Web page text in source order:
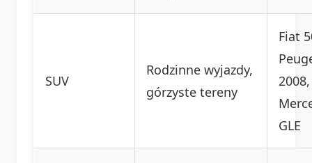
SUV
Rodzinne wyjazdy,
górzyste tereny
Fiat
2008,
GLE